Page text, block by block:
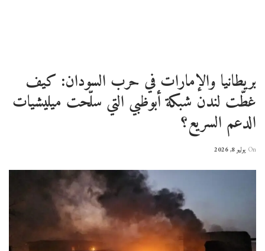
بريطانيا والإمارات في حرب السودان: كيف
غطّت لندن شبكة أبوظبي التي سلّحت ميليشيات
الدعم السريع؟
On يوليو 8, 2026